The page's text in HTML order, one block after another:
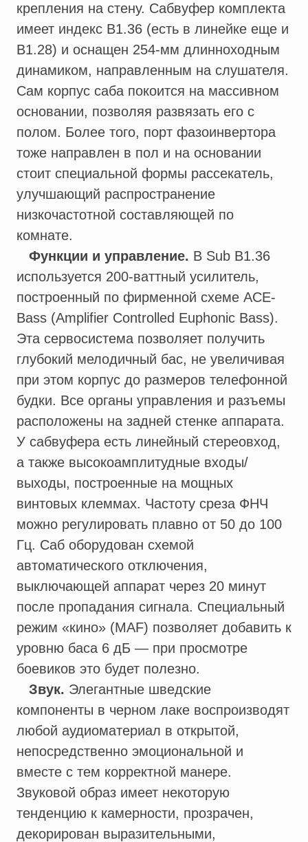
крепления на стену. Сабвуфер комплекта
имеет индекс B1.36 (есть в линейке еще и
B1.28) и оснащен 254-мм длинноходным
динамиком, направленным на слушателя.
Сам корпус саба покоится на массивном
основании, позволяя развязать его с
полом. Более того, порт фазоинвертора
тоже направлен в пол и на основании
стоит специальной формы рассекатель,
улучшающий распространение
низкочастотной составляющей по
комнате.
Функции и управление. В Sub B1.36
используется 200-ваттный усилитель,
построенный по фирменной схеме ACE-
Bass (Amplifier Controlled Euphonic Bass).
Эта сервосистема позволяет получить
глубокий мелодичный бас, не увеличивая
при этом корпус до размеров телефонной
будки. Все органы управления и разъемы
расположены на задней стенке аппарата.
У сабвуфера есть линейный стереовход,
а также высокоамплитудные входы/
выходы, построенные на мощных
винтовых клеммах. Частоту среза ФНЧ
можно регулировать плавно от 50 до 100
Гц. Саб оборудован схемой
автоматического отключения,
выключающей аппарат через 20 минут
после пропадания сигнала. Специальный
режим «кино» (MAF) позволяет добавить к
уровню баса 6 дБ — при просмотре
боевиков это будет полезно.
Звук. Элегантные шведские
компоненты в черном лаке воспроизводят
любой аудиоматериал в открытой,
непосредственно эмоциональной и
вместе с тем корректной манере.
Звуковой образ имеет некоторую
тенденцию к камерности, прозрачен,
декорирован выразительными,